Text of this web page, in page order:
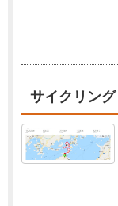
サイクリン